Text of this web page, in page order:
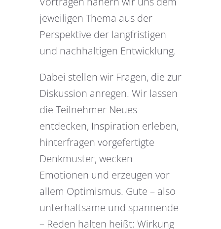
jeweiligen Thema aus der
Perspektive der langfristigen
und nachhaltigen Entwicklung.
Dabei stellen wir Fragen, die zur
Diskussion anregen. Wir lassen
die Teilnehmer Neues
entdecken, Inspiration erleben,
hinterfragen vorgefertigte
Denkmuster, wecken
Emotionen und erzeugen vor
allem Optimismus. Gute – also
unterhaltsame und spannende
– Reden halten heißt: Wirkung